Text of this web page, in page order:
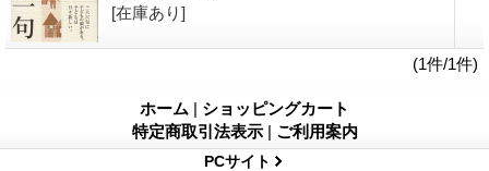
[在庫あり]
(1件/1件)
ホーム | ショッピングカート
特定商取引法表示 | ご利用案内
PCサイト